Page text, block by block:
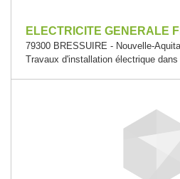
ELECTRICITE GENERALE
79300 BRESSUIRE - Nouvelle-
Travaux d'installation électrique